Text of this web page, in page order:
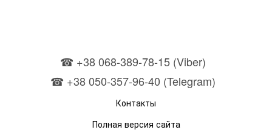
☎ +38 068-389-78-15 (Viber)
☎ +38 050-357-96-40 (Telegram)
Контакты
Полная версия сайта